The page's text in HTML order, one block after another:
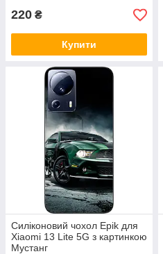
220 ₴
Купити
Силіконовий чохол Epik для
Xiaomi 13 Lite 5G з картинкою
Мустанг